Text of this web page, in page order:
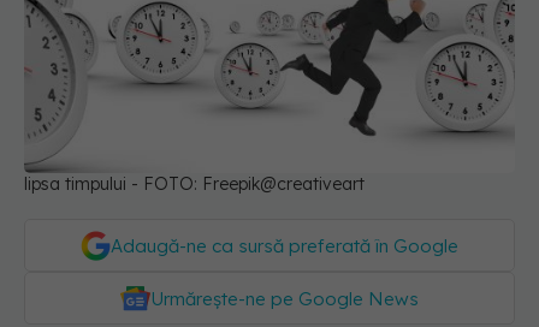
lipsa timpului - FOTO: Freepik@creativeart
Adaugă-ne ca sursă preferată în Google
Urmărește-ne pe Google News